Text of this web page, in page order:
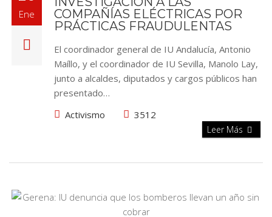
Ene
COMPAÑÍAS ELÉCTRICAS POR
PRÁCTICAS FRAUDULENTAS
El coordinador general de IU Andalucía, Antonio
Maíllo, y el coordinador de IU Sevilla, Manolo Lay,
junto a alcaldes, diputados y cargos públicos han
presentado…
Activismo
3512
Leer Más